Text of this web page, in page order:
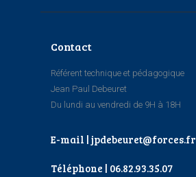
Contact
Référent technique et pédagogique
Jean Paul Debeuret
Du lundi au vendredi de 9H à 18H
E-mail | jpdebeuret@forces.fr
Téléphone | 06.82.93.35.07